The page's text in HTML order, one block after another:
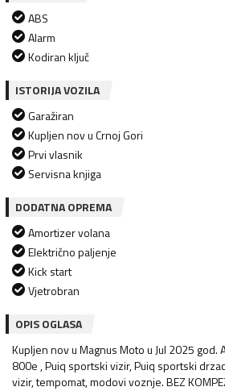
ABS
Alarm
Kodiran ključ
ISTORIJA VOZILA
Garažiran
Kupljen nov u Crnoj Gori
Prvi vlasnik
Servisna knjiga
DODATNA OPREMA
Amortizer volana
Električno paljenje
Kick start
Vjetrobran
OPIS OGLASA
Kupljen nov u Magnus Moto u Jul 2025 god.
800e , Puiq sportski vizir, Puiq sportski
vizir, tempomat, modovi voznje. BEZ